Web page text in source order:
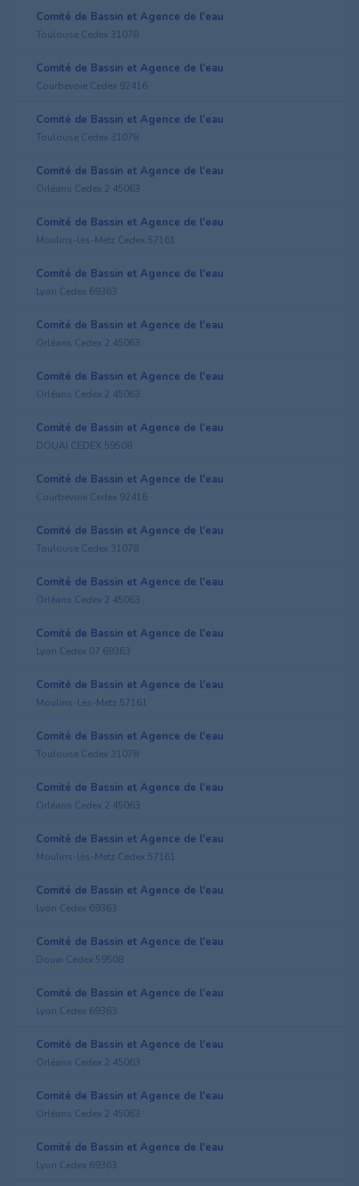
Comité de Bassin et Agence de l'eau
Toulouse Cedex 31078
Comité de Bassin et Agence de l'eau
Courbevoie Cedex 92416
Comité de Bassin et Agence de l'eau
Toulouse Cedex 31078
Comité de Bassin et Agence de l'eau
Orléans Cedex 2 45063
Comité de Bassin et Agence de l'eau
Moulins-lès-Metz Cedex 57161
Comité de Bassin et Agence de l'eau
Lyon Cedex 69363
Comité de Bassin et Agence de l'eau
Orléans Cedex 2 45063
Comité de Bassin et Agence de l'eau
Orléans Cedex 2 45063
Comité de Bassin et Agence de l'eau
DOUAI CEDEX 59508
Comité de Bassin et Agence de l'eau
Courbevoie Cedex 92416
Comité de Bassin et Agence de l'eau
Toulouse Cedex 31078
Comité de Bassin et Agence de l'eau
Orléans Cedex 2 45063
Comité de Bassin et Agence de l'eau
Lyon Cedex 07 69363
Comité de Bassin et Agence de l'eau
Moulins-Lès-Metz 57161
Comité de Bassin et Agence de l'eau
Toulouse Cedex 31078
Comité de Bassin et Agence de l'eau
Orléans Cedex 2 45063
Comité de Bassin et Agence de l'eau
Moulins-lès-Metz Cedex 57161
Comité de Bassin et Agence de l'eau
Lyon Cedex 69363
Comité de Bassin et Agence de l'eau
Douai Cedex 59508
Comité de Bassin et Agence de l'eau
Lyon Cedex 69363
Comité de Bassin et Agence de l'eau
Orléans Cedex 2 45063
Comité de Bassin et Agence de l'eau
Orléans Cedex 2 45063
Comité de Bassin et Agence de l'eau
Lyon Cedex 69363